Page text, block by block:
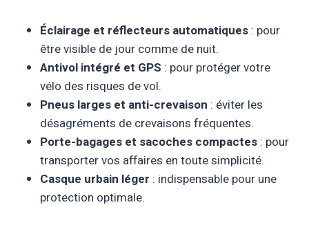
Éclairage et réflecteurs automatiques : pour
être visible de jour comme de nuit.
Antivol intégré et GPS : pour protéger votre
vélo des risques de vol.
Pneus larges et anti-crevaison : éviter les
désagréments de crevaisons fréquentes.
Porte-bagages et sacoches compactes : pour
transporter vos affaires en toute simplicité.
Casque urbain léger : indispensable pour une
protection optimale.